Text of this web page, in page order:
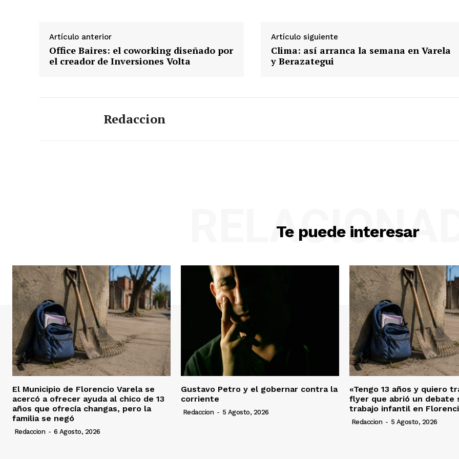
Artículo anterior
Office Baires: el coworking diseñado por
el creador de Inversiones Volta
Artículo siguiente
Clima: así arranca la semana en Varela
y Berazategui
Redaccion
Te puede interesar
El Municipio de Florencio Varela se
acercó a ofrecer ayuda al chico de 13
años que ofrecía changas, pero la
familia se negó
Redaccion - 6 Agosto, 2026
Gustavo Petro y el gobernar contra la
corriente
Redaccion - 5 Agosto, 2026
«Tengo 13 años y quiero
flyer que abrió un debate
trabajo infantil en
Redaccion - 5 Agosto, 2026